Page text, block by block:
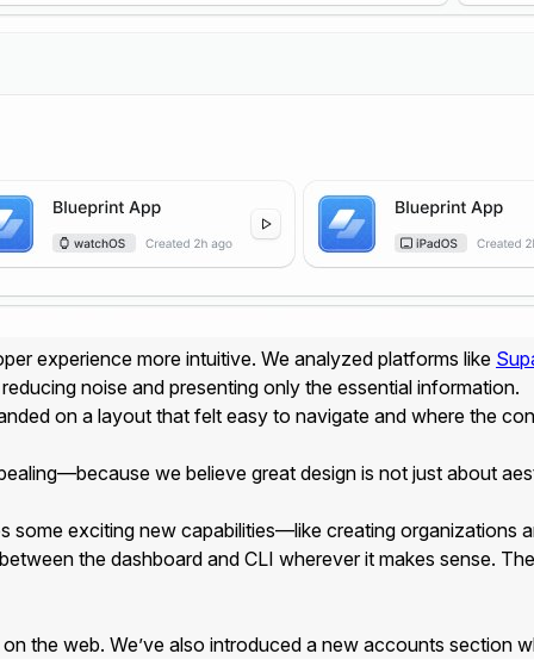
experience more intuitive. We analyzed platforms like
noise and presenting only the essential information.
on a layout that felt easy to navigate and where the
we believe great design is not just about
exciting new capabilities—like creating organizations
the dashboard and CLI wherever it makes sense.
the web. We’ve also introduced a new accounts section